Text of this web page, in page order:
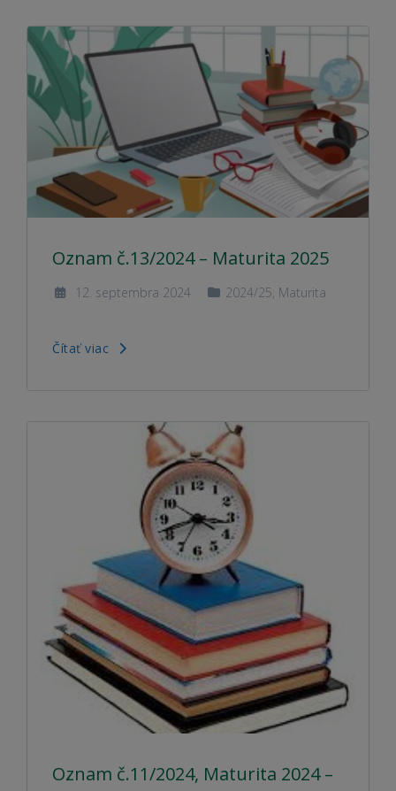
Oznam č.13/2024 – Maturita 2025
12. septembra 2024 2024/25, Maturita
Čítať viac
Oznam č.11/2024, Maturita 2024 –